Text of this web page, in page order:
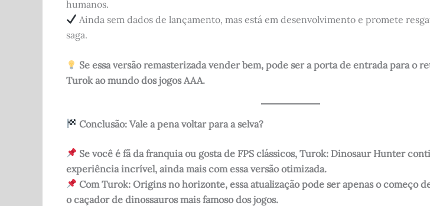
humanos.
Ainda sem dados de lançamento, mas está em desenvolvimento e promete
saga.
Se essa versão remasterizada vender bem, pode ser a porta de entrada para o
Turok ao mundo dos jogos AAA.
Conclusão: Vale a pena voltar para a selva?
Se você é fã da franquia ou gosta de FPS clássicos, Turok: Dinosaur Hunter
experiência incrível, ainda mais com essa versão otimizada.
Com Turok: Origins no horizonte, essa atualização pode ser apenas o começo
o caçador de dinossauros mais famoso dos jogos.